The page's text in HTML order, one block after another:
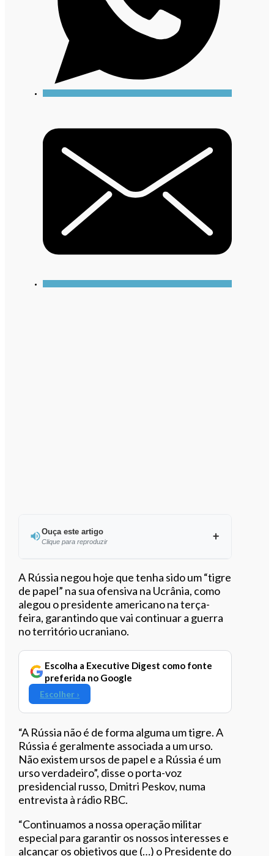
Ouça este artigo
Clique para reproduzir
Ouvir este artigo
A Rússia negou hoje que tenha sido um “tigre
de papel” na sua ofensiva na Ucrânia, como
alegou o presidente americano na terça-
feira, garantindo que vai continuar a guerra
no território ucraniano.
Escolha a Executive Digest como fonte
preferida no Google
Escolher ›
“A Rússia não é de forma alguma um tigre. A
Rússia é geralmente associada a um urso.
Não existem ursos de papel e a Rússia é um
urso verdadeiro”, disse o porta-voz
presidencial russo, Dmitri Peskov, numa
entrevista à rádio RBC.
“Continuamos a nossa operação militar
especial para garantir os nossos interesses e
alcançar os objetivos que (…) o Presidente do